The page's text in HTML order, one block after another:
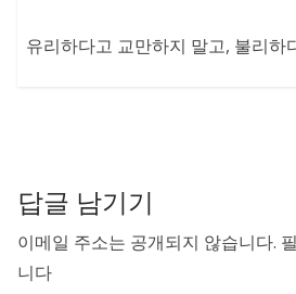
유리하다고 교만하지 말고, 불리하
답글 남기기
이메일 주소는 공개되지 않습니다.
니다